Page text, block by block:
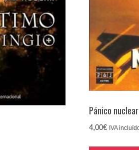
Pánico nuclear
4,00€ IVA